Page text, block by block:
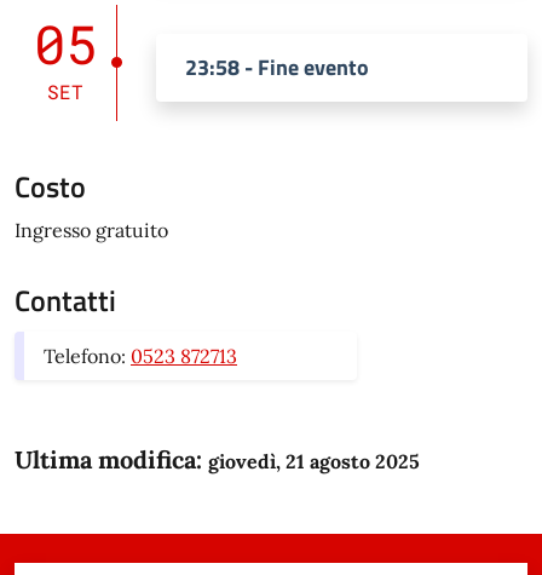
05
SET
23:58 - Fine evento
Costo
Ingresso gratuito
Contatti
Telefono: 0523 872713
Ultima modifica: giovedì, 21 agosto 2025